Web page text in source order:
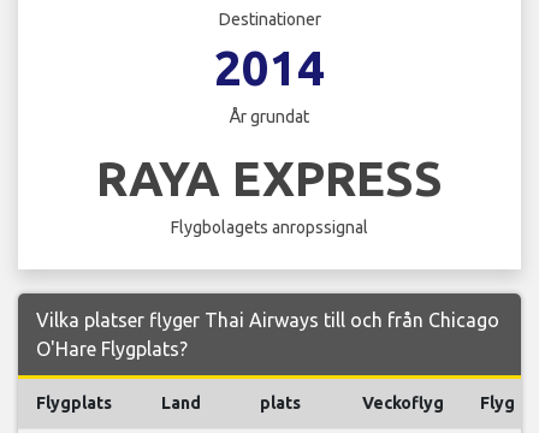
Destinationer
2014
År grundat
RAYA EXPRESS
Flygbolagets anropssignal
Vilka platser flyger Thai Airways till och från Chicago
O'Hare Flygplats?
Flygplats Land plats Veckoflyg Flyg